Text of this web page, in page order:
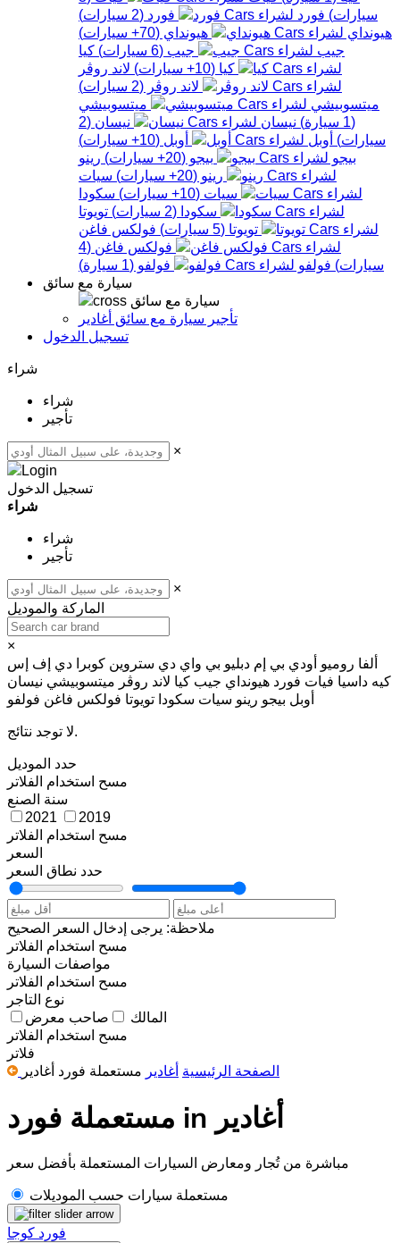
سيارات) فورد فورد (
2 سيارات)
هيونداي
هيونداي (
70+ سيارات)
جيب
جيب (
6 سيارات) كيا
كيا (
10+ سيارات) لاند روڤر
لاند روڤر (
2 سيارات)
ميتسوبيشي
ميتسوبيشي
(
1 سيارة) نيسان نيسان (
2
سيارات) أوبل أوبل (
10+ سيارات)
بيجو
بيجو (
20+ سيارات) رينو
رينو (
20+ سيارات) سيات
سيات (
10+ سيارات) سكودا
سكودا (
2 سيارات) تويوتا
تويوتا (
5 سيارات) فولكس فاغن
فولكس فاغن (
4
سيارات) فولفو فولفو (
1 سيارة)
سيارة مع سائق
سيارة مع سائق
تأجير سيارة مع سائق أغادير
تسجيل الدخول
شراء
شراء
تأجير
×
تسجيل الدخول
شراء
شراء
تأجير
×
الماركة والموديل
×
ألفا روميو أودي بي إم دبليو بي واي دي ستروين كوبرا دي إف إس
كيه داسيا فيات فورد هيونداي جيب كيا لاند روڤر ميتسوبيشي نيسان
أوبل بيجو رينو سيات سكودا تويوتا فولكس فاغن فولفو
لا توجد نتائج.
حدد الموديل
مسح استخدام الفلاتر
سنة الصنع
2021
2019
مسح استخدام الفلاتر
السعر
حدد نطاق السعر
ملاحظة: يرجى إدخال السعر الصحيح
مسح استخدام الفلاتر
مواصفات السيارة
مسح استخدام الفلاتر
نوع التاجر
المالك
صاحب معرض
مسح استخدام الفلاتر
فلاتر
الصفحة الرئيسية أغادير مستعملة فورد أغادير
مستعملة فورد in أغادير
مباشرة من تُجار ومعارض السيارات المستعملة بأفضل سعر
مستعملة سيارات حسب الموديلات
فورد كوجا